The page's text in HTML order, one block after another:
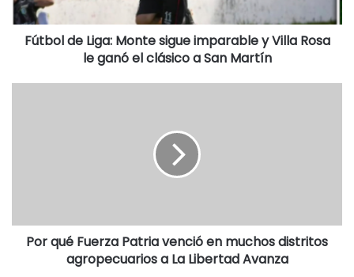
Fútbol de Liga: Monte sigue imparable y Villa Rosa
le ganó el clásico a San Martín
Por qué Fuerza Patria venció en muchos distritos
agropecuarios a La Libertad Avanza